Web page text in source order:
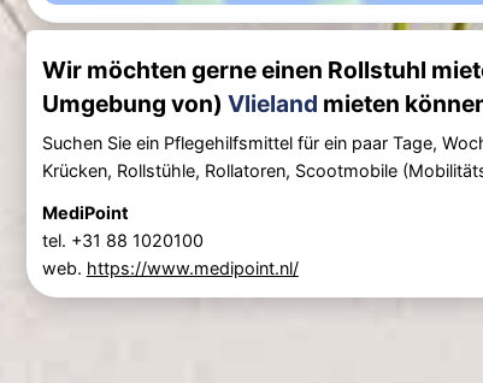
Wir möchten gerne einen Rollstuhl
Umgebung von) Vlieland mieten
Suchen Sie ein Pflegehilfsmittel für ein paar Tage,
Krücken, Rollstühle, Rollatoren, Scootmobile
MediPoint
tel. +31 88 1020100
web. https://www.medipoint.nl/